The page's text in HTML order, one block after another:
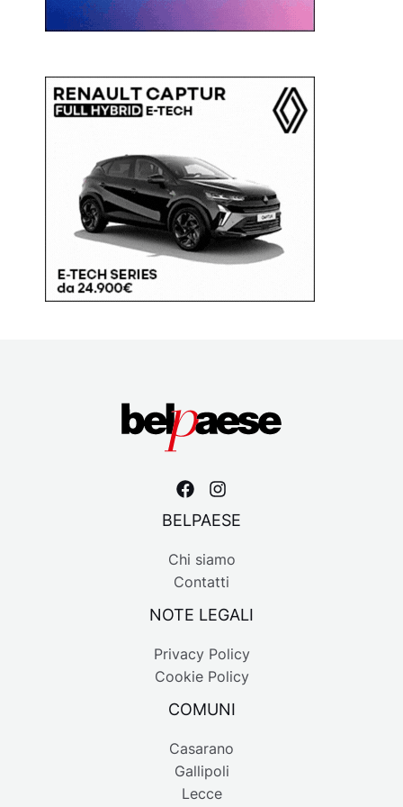
BELPAESE
Chi siamo
Contatti
NOTE LEGALI
Privacy Policy
Cookie Policy
COMUNI
Casarano
Gallipoli
Lecce